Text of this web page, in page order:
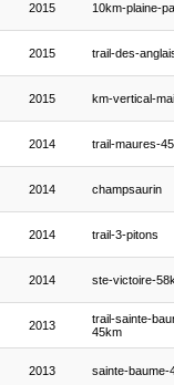
2015 10km-plaine-
2015 trail-des-
2015 km-vertical-
2014 trail-maures-
2014 champsaurin
2014 trail-3-pitons
2014 ste-victoire-
2013
trail-sainte-
45km
2013 sainte-baume-